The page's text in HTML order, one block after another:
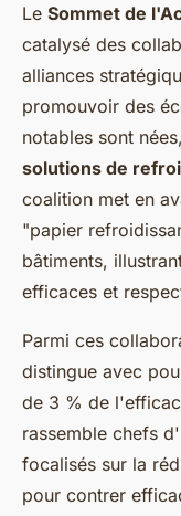
Le Sommet de
catalysé des
alliances
promouvoir des
notables sont
solutions de
coalition met en
"papier
bâtiments,
efficaces et
Parmi ces
distingue avec
de 3 % de
rassemble chefs
focalisés sur la
pour contrer